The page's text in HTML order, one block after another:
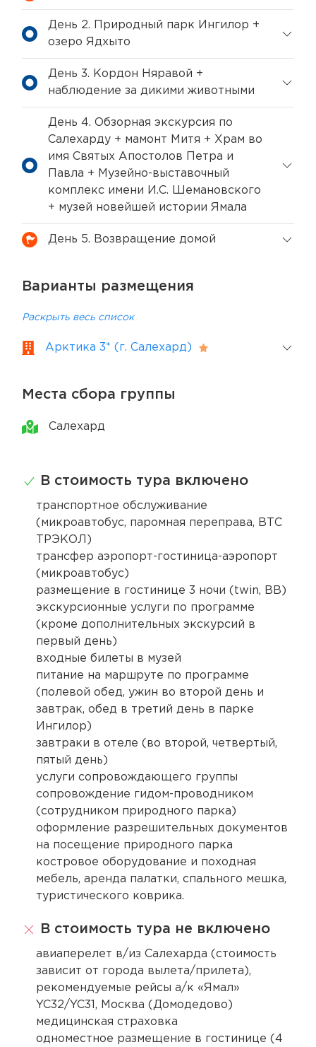
День 2. Природный парк Ингилор +
озеро Ядхыто
День 3. Кордон Няравой +
наблюдение за дикими животными
День 4. Обзорная экскурсия по
Салехарду + мамонт Митя + Храм во
имя Святых Апостолов Петра и
Павла + Музейно-выставочный
комплекс имени И.С. Шемановского
+ музей новейшей истории Ямала
День 5. Возвращение домой
Варианты размещения
Раскрыть весь список
Арктика 3* (г. Салехард)
Места сбора группы
Салехард
В стоимость тура включено
транспортное обслуживание
(микроавтобус, паромная переправа, ВТС
ТРЭКОЛ)
трансфер аэропорт-гостиница-аэропорт
(микроавтобус)
размещение в гостинице 3 ночи (twin, BB)
экскурсионные услуги по программе
(кроме дополнительных экскурсий в
первый день)
входные билеты в музей
питание на маршруте по программе
(полевой обед, ужин во второй день и
завтрак, обед в третий день в парке
Ингилор)
завтраки в отеле (во второй, четвертый,
пятый день)
услуги сопровождающего группы
сопровождение гидом-проводником
(сотрудником природного парка)
оформление разрешительных документов
на посещение природного парка
костровое оборудование и походная
мебель, аренда палатки, спального мешка,
туристического коврика.
В стоимость тура не включено
авиаперелет в/из Салехарда (стоимость
зависит от города вылета/прилета),
рекомендуемые рейсы а/к «Ямал»
YC32/YC31, Москва (Домодедово)
медицинская страховка
одноместное размещение в гостинице (4